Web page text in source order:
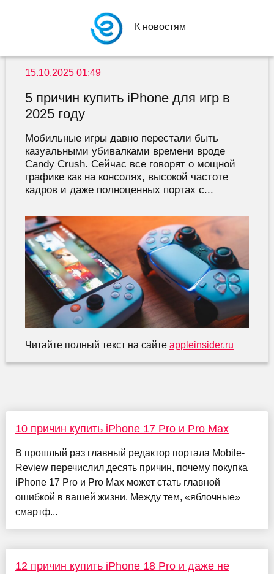
К новостям
15.10.2025 01:49
5 причин купить iPhone для игр в
2025 году
Мобильные игры давно перестали быть
казуальными убивалками времени вроде
Candy Crush. Сейчас все говорят о мощной
графике как на консолях, высокой частоте
кадров и даже полноценных портах с...
Читайте полный текст на сайте appleinsider.ru
10 причин купить iPhone 17 Pro и Pro Max
В прошлый раз главный редактор портала Mobile-
Review перечислил десять причин, почему покупка
iPhone 17 Pro и Pro Max может стать главной
ошибкой в вашей жизни. Между тем, «яблочные»
смартф...
12 причин купить iPhone 18 Pro и даже не